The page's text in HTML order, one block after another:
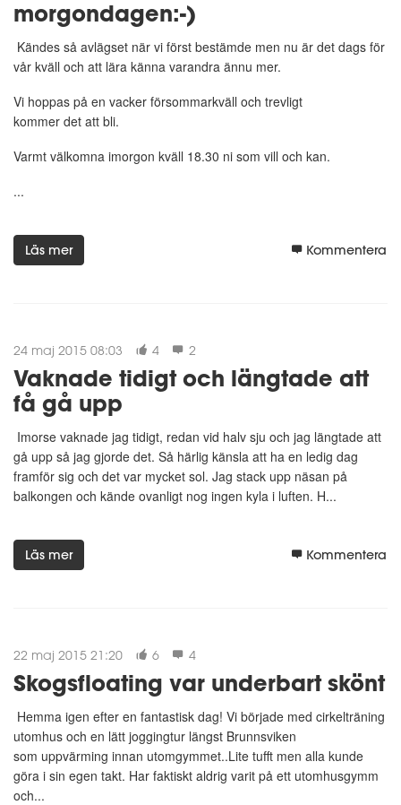
morgondagen:-)
Kändes så avlägset när vi först bestämde men nu är det dags för
vår kväll och att lära känna varandra ännu mer.
Vi hoppas på en vacker försommarkväll och trevligt
kommer det att bli.
Varmt välkomna imorgon kväll 18.30 ni som vill och kan.
...
Läs mer Kommentera
24 maj 2015 08:03 4 2
Vaknade tidigt och längtade att
få gå upp
Imorse vaknade jag tidigt, redan vid halv sju och jag längtade att
gå upp så jag gjorde det. Så härlig känsla att ha en ledig dag
framför sig och det var mycket sol. Jag stack upp näsan på
balkongen och kände ovanligt nog ingen kyla i luften. H...
Läs mer Kommentera
22 maj 2015 21:20 6 4
Skogsfloating var underbart skönt
Hemma igen efter en fantastisk dag! Vi började med cirkelträning
utomhus och en lätt joggingtur längst Brunnsviken
som uppvärming innan utomgymmet..Lite tufft men alla kunde
göra i sin egen takt. Har faktiskt aldrig varit på ett utomhusgymm
och...